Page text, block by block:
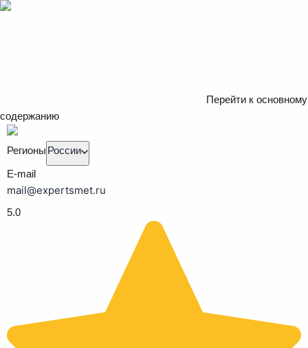
Перейти к основному
содержанию
Регионы России
E-mail
mail@expertsmet.ru
5.0